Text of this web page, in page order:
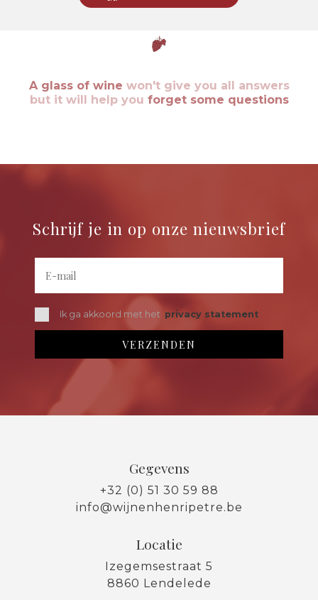
A glass of wine won't give you all answers
but it will help you forget some questions
Schrijf je in op onze nieuwsbrief
Ik ga akkoord met het privacy statement
Gegevens
+32 (0) 51 30 59 88
info@wijnenhenripetre.be
Locatie
Izegemsestraat 5
8860 Lendelede